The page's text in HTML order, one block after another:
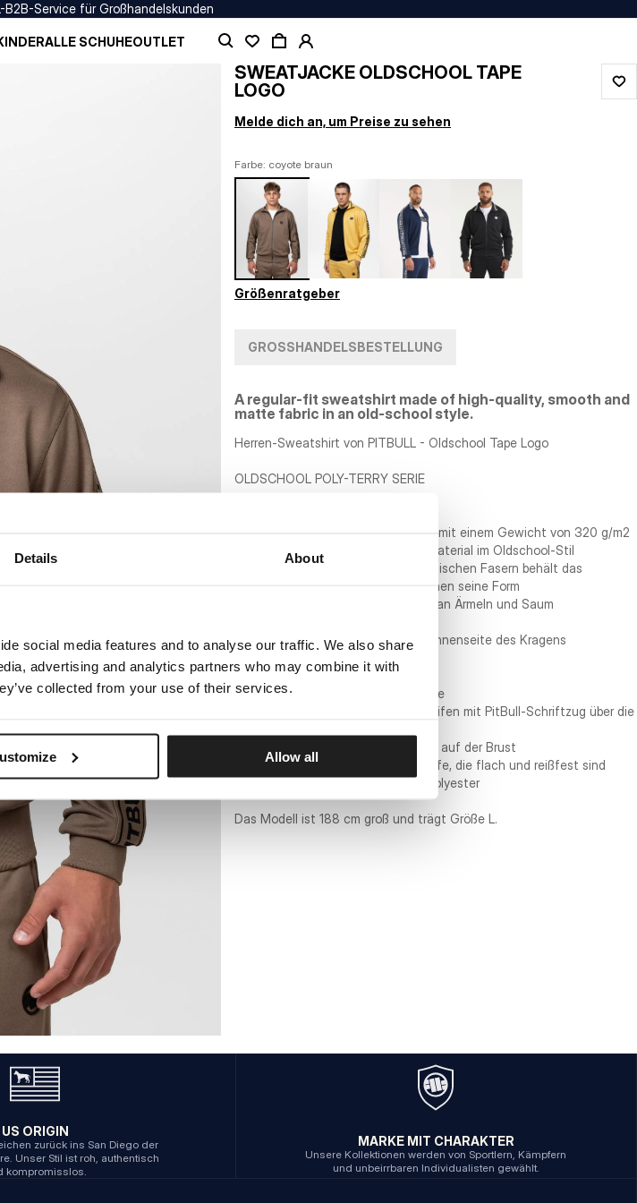
Details About
social media features and to analyse our traffic. We also share
advertising and analytics partners who may combine it with
collected from your use of their services.
Allow all
B2B-Service für Großhandelskunden
ALLE SCHUHEOUTLET
SWEATJACKE OLDSCHOOL TAPE
LOGO
Melde dich an, um Preise zu sehen
Farbe: coyote braun
Größenratgeber
GROSSHANDELSBESTELLUNG
A regular-fit sweatshirt made of high-quality, smooth and
matte fabric in an old-school style.
Herren-Sweatshirt von PITBULL - Oldschool Tape Logo
OLDSCHOOL POLY-TERRY SERIE
- aus hochwertigem Polyesterstoff mit einem Gewicht von 320 g/m2
- glattes und gleichzeitig mattes Material im Oldschool-Stil
- dank der Verwendung von synthetischen Fasern behält das
Sweatshirt auch nach vielen Wäschen seine Form
- breite, gerippte, stabile Bündchen an Ärmeln und Saum
- kontrastierende Streifen auf der Innenseite des Kragens
- Metallreißverschluss und Zipper
- horizontale Naht auf der Rückseite
- gewebte Jacquard-Leopardenstreifen mit PitBull-Schriftzug über die
- kleines Silikon-Pit Bull Markenlogo auf der Brust
- Autolap-Nähte verbinden die Stoffe, die flach und reißfest sind
- Stoffzusammensetzung: 100 % Polyester
Das Modell ist 188 cm groß und trägt Größe L.
US ORIGIN
zurück ins San Diego der
Unser Stil ist roh, authentisch
kompromisslos.
MARKE MIT CHARAKTER
Unsere Kollektionen werden von Sportlern, Kämpfern
und unbeirrbaren Individualisten gewählt.